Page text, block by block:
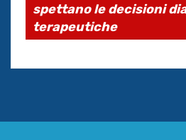
spettano le decisioni
terapeutiche